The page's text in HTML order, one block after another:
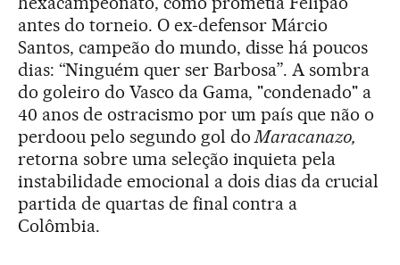
antes do torneio. O ex-defensor Márcio
Santos, campeão do mundo, disse há poucos
dias: “Ninguém quer ser Barbosa”. A sombra
do goleiro do Vasco da Gama, "condenado" a
40 anos de ostracismo por um país que não o
perdoou pelo segundo gol doMaracanazo,
retorna sobre uma seleção inquieta pela
instabilidade emocional a dois dias da crucial
partida de quartas de final contra a
Colômbia.